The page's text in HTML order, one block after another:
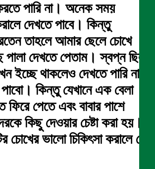
পারি না। অনেক সময়
দেখতে পাবে। কিন্তু
তাহলে আমার ছেলে চোখে
দেখতে পেতাম। স্বপ্ন ছিল
থাকলেও দেখতে পারি না।
কিন্তু যেখানে এক বেলা
পেতে এবং বাবার পাশে
কিছু দেওয়ার চেষ্টা করা হয়।
ভালো চিকিৎসা করালে সে